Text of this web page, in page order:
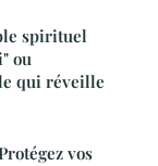
spirituel
ou
qui réveille
vos